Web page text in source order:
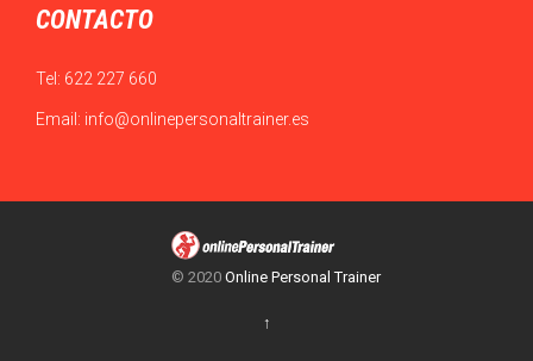
CONTACTO
Tel: 622 227 660
Email: info@onlinepersonaltrainer.es
© 2020 Online Personal Trainer
↑